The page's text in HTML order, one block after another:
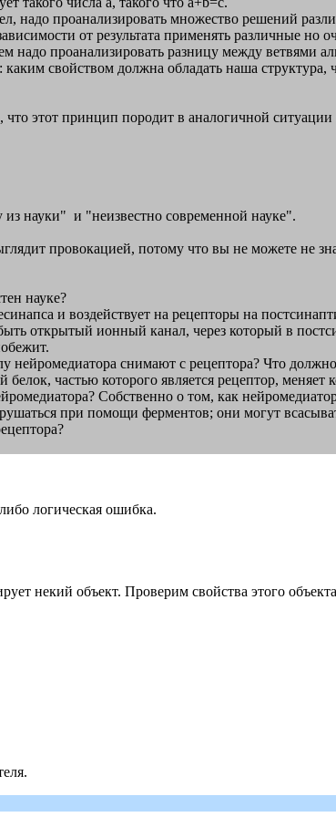
надо проанализировать множество решений
от результата применять различные но
надо проанализировать разницу между ветвями
свойством должна обладать наша
этот принцип породит в аналогичной ситуации
науки" и "неизвестно современной науке".
провокацией, потому что вы не можете не
науке?
и воздействует на рецепторы на
открытый ионный канал, через который в
нейромедиатора снимают с рецептора? Что
частью которого является рецептор,
Собственно о том, как
при помощи ферментов; они могут
логическая ошибка.
некий объект. Проверим свойства этого